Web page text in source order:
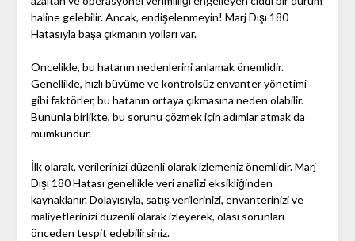
haline gelebilir. Ancak, endişelenmeyin! Marj Dışı 180
Hatasıyla başa çıkmanın yolları var.
Öncelikle, bu hatanın nedenlerini anlamak önemlidir.
Genellikle, hızlı büyüme ve kontrolsüz envanter yönetimi
gibi faktörler, bu hatanın ortaya çıkmasına neden olabilir.
Bununla birlikte, bu sorunu çözmek için adımlar atmak da
mümkündür.
İlk olarak, verilerinizi düzenli olarak izlemeniz önemlidir. Marj
Dışı 180 Hatası genellikle veri analizi eksikliğinden
kaynaklanır. Dolayısıyla, satış verilerinizi, envanterinizi ve
maliyetlerinizi düzenli olarak izleyerek, olası sorunları
önceden tespit edebilirsiniz.